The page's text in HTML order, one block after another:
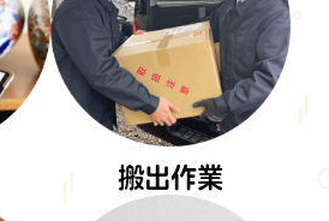
搬出作業